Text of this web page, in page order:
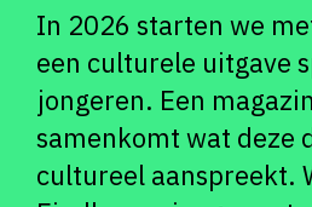
In 2026 starten we
een culturele uitgave
jongeren. Een
samenkomt wat deze
cultureel aanspreekt.